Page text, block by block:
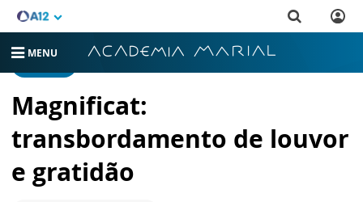
MENU
Magnificat:
transbordamento de louvor
e gratidão